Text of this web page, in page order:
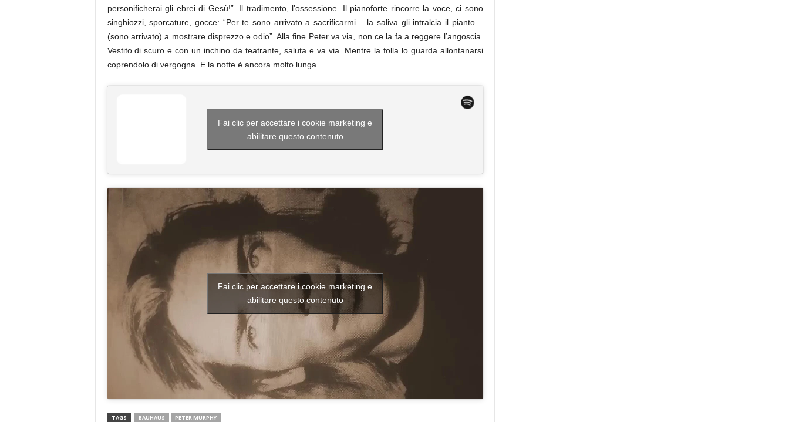
personificherai gli ebrei di Gesù!”. Il tradimento, l’ossessione. Il pianoforte rincorre la voce, ci sono
singhiozzi, sporcature, gocce: “Per te sono arrivato a sacrificarmi – la saliva gli intralcia il pianto –
(sono arrivato) a mostrare disprezzo e odio”. Alla fine Peter va via, non ce la fa a reggere l’angoscia.
Vestito di scuro e con un inchino da teatrante, saluta e va via. Mentre la folla lo guarda allontanarsi
coprendolo di vergogna. E la notte è ancora molto lunga.
Fai clic per accettare i cookie marketing e
abilitare questo contenuto
Fai clic per accettare i cookie marketing e
abilitare questo contenuto
TAGS BAUHAUS PETER MURPHY